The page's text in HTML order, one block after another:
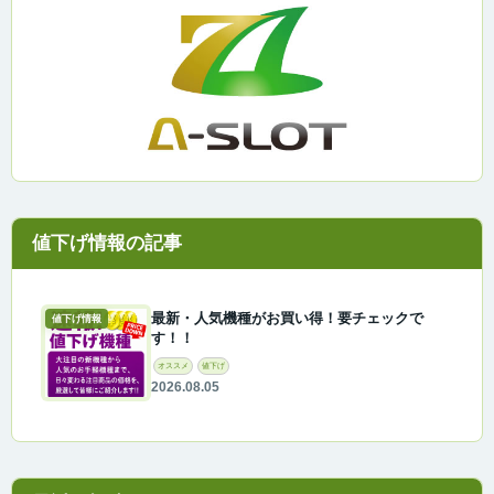
値下げ情報
最新・人気機種がお買い得！要チェックで
す！！
オススメ 値下げ
2026.08.05